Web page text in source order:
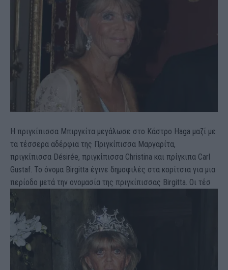
Η πριγκίπισσα Μπιργκίτα μεγάλωσε στο Κάστρο Haga μαζί με
τα τέσσερα αδέρφια της Πριγκίπισσα Μαργαρίτα,
πριγκίπισσα Désirée, πριγκίπισσα Christina και πρίγκιπα Carl
Gustaf. Το όνομα Birgitta έγινε δημοφιλές στα κορίτσια για μια
περίοδο μετά την ονομασία της πριγκίπισσας Birgitta. Οι τέσ